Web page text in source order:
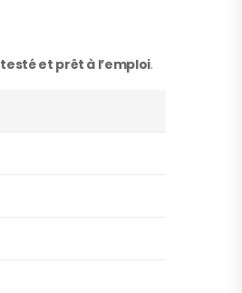
testé et prêt à l’emploi.